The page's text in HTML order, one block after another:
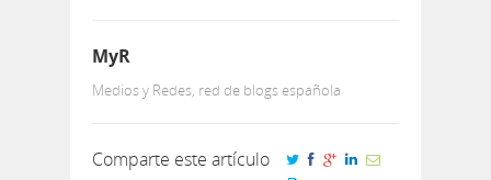
MyR
Medios y Redes, red de blogs española
Comparte este artículo